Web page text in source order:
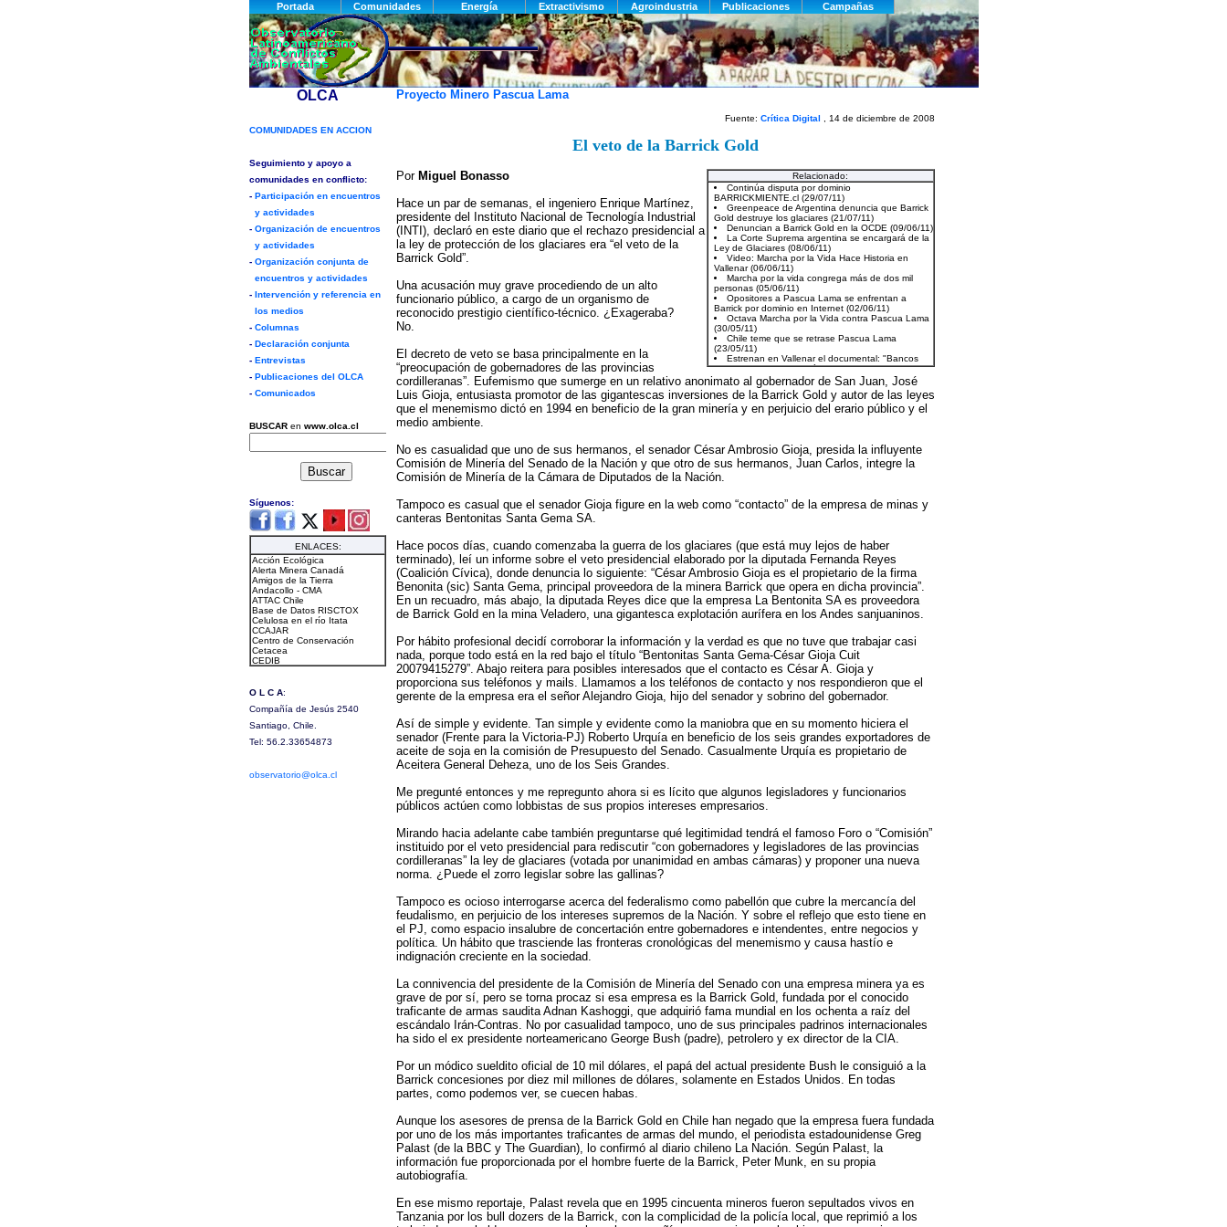
Proyecto Minero Pascua Lama
Fuente: Crítica Digital , 14 de diciembre de 2008
El veto de la Barrick Gold
Relacionado:
Por Miguel Bonasso
Hace un par de semanas, el ingeniero Enrique Martínez,
presidente del Instituto Nacional de Tecnología Industrial
(INTI), declaró en este diario que el rechazo presidencial a
la ley de protección de los glaciares era “el veto de la
Barrick Gold”.
Una acusación muy grave procediendo de un alto
funcionario público, a cargo de un organismo de
reconocido prestigio científico-técnico. ¿Exageraba?
No.
El decreto de veto se basa principalmente en la
“preocupación de gobernadores de las provincias
cordilleranas”. Eufemismo que sumerge en un relativo anonimato al gobernador de San Juan, José
Luis Gioja, entusiasta promotor de las gigantescas inversiones de la Barrick Gold y autor de las leyes
que el menemismo dictó en 1994 en beneficio de la gran minería y en perjuicio del erario público y el
medio ambiente.
No es casualidad que uno de sus hermanos, el senador César Ambrosio Gioja, presida la influyente
Comisión de Minería del Senado de la Nación y que otro de sus hermanos, Juan Carlos, integre la
Comisión de Minería de la Cámara de Diputados de la Nación.
Tampoco es casual que el senador Gioja figure en la web como “contacto” de la empresa de minas y
canteras Bentonitas Santa Gema SA.
Hace pocos días, cuando comenzaba la guerra de los glaciares (que está muy lejos de haber
terminado), leí un informe sobre el veto presidencial elaborado por la diputada Fernanda Reyes
(Coalición Cívica), donde denuncia lo siguiente: “César Ambrosio Gioja es el propietario de la firma
Benonita (sic) Santa Gema, principal proveedora de la minera Barrick que opera en dicha provincia”.
En un recuadro, más abajo, la diputada Reyes dice que la empresa La Bentonita SA es proveedora
de Barrick Gold en la mina Veladero, una gigantesca explotación aurífera en los Andes sanjuaninos.
Por hábito profesional decidí corroborar la información y la verdad es que no tuve que trabajar casi
nada, porque todo está en la red bajo el título “Bentonitas Santa Gema-César Gioja Cuit
20079415279”. Abajo reitera para posibles interesados que el contacto es César A. Gioja y
proporciona sus teléfonos y mails. Llamamos a los teléfonos de contacto y nos respondieron que el
gerente de la empresa era el señor Alejandro Gioja, hijo del senador y sobrino del gobernador.
Así de simple y evidente. Tan simple y evidente como la maniobra que en su momento hiciera el
senador (Frente para la Victoria-PJ) Roberto Urquía en beneficio de los seis grandes exportadores de
aceite de soja en la comisión de Presupuesto del Senado. Casualmente Urquía es propietario de
Aceitera General Deheza, uno de los Seis Grandes.
Me pregunté entonces y me repregunto ahora si es lícito que algunos legisladores y funcionarios
públicos actúen como lobbistas de sus propios intereses empresarios.
Mirando hacia adelante cabe también preguntarse qué legitimidad tendrá el famoso Foro o “Comisión”
instituido por el veto presidencial para rediscutir “con gobernadores y legisladores de las provincias
cordilleranas” la ley de glaciares (votada por unanimidad en ambas cámaras) y proponer una nueva
norma. ¿Puede el zorro legislar sobre las gallinas?
Tampoco es ocioso interrogarse acerca del federalismo como pabellón que cubre la mercancía del
feudalismo, en perjuicio de los intereses supremos de la Nación. Y sobre el reflejo que esto tiene en
el PJ, como espacio insalubre de concertación entre gobernadores e intendentes, entre negocios y
política. Un hábito que trasciende las fronteras cronológicas del menemismo y causa hastío e
indignación creciente en la sociedad.
La connivencia del presidente de la Comisión de Minería del Senado con una empresa minera ya es
grave de por sí, pero se torna procaz si esa empresa es la Barrick Gold, fundada por el conocido
traficante de armas saudita Adnan Kashoggi, que adquirió fama mundial en los ochenta a raíz del
escándalo Irán-Contras. No por casualidad tampoco, uno de sus principales padrinos internacionales
ha sido el ex presidente norteamericano George Bush (padre), petrolero y ex director de la CIA.
Por un módico sueldito oficial de 10 mil dólares, el papá del actual presidente Bush le consiguió a la
Barrick concesiones por diez mil millones de dólares, solamente en Estados Unidos. En todas
partes, como podemos ver, se cuecen habas.
Aunque los asesores de prensa de la Barrick Gold en Chile han negado que la empresa fuera fundada
por uno de los más importantes traficantes de armas del mundo, el periodista estadounidense Greg
Palast (de la BBC y The Guardian), lo confirmó al diario chileno La Nación. Según Palast, la
información fue proporcionada por el hombre fuerte de la Barrick, Peter Munk, en su propia
autobiografía.
En ese mismo reportaje, Palast revela que en 1995 cincuenta mineros fueron sepultados vivos en
Tanzania por los bull dozers de la Barrick, con la complicidad de la policía local, que reprimió a los